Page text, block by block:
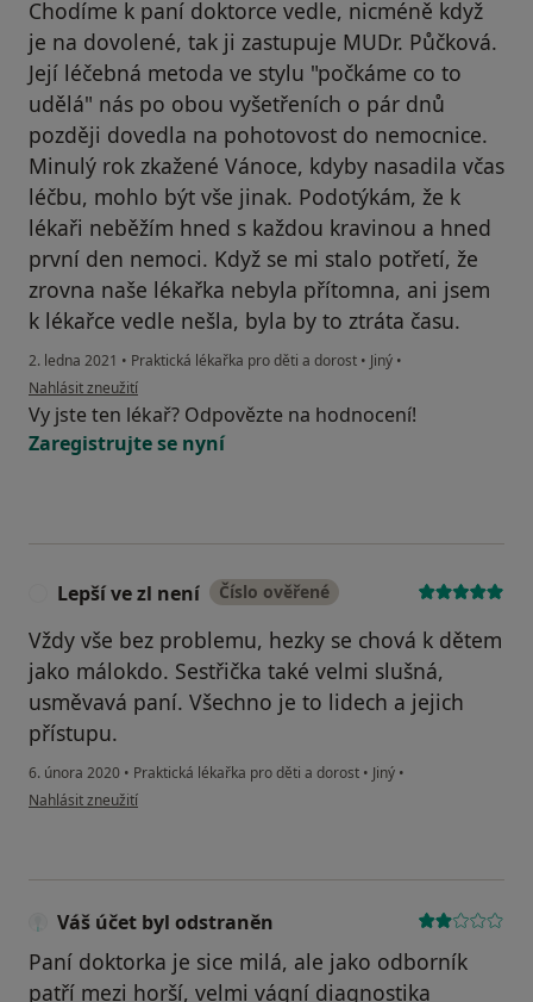
Chodíme k paní doktorce vedle, nicméně když
je na dovolené, tak ji zastupuje MUDr. Půčková.
Její léčebná metoda ve stylu "počkáme co to
udělá" nás po obou vyšetřeních o pár dnů
později dovedla na pohotovost do nemocnice.
Minulý rok zkažené Vánoce, kdyby nasadila včas
léčbu, mohlo být vše jinak. Podotýkám, že k
lékaři neběžím hned s každou kravinou a hned
první den nemoci. Když se mi stalo potřetí, že
zrovna naše lékařka nebyla přítomna, ani jsem
k lékařce vedle nešla, byla by to ztráta času.
2. ledna 2021 • Praktická lékařka pro děti a dorost • Jiný •
podle názoru uživatele M. V.
Nahlásit zneužití
Vy jste ten lékař? Odpovězte na hodnocení!
Zaregistrujte se nyní
Lepší ve zl není Číslo ověřené
Vždy vše bez problemu, hezky se chová k dětem
jako málokdo. Sestřička také velmi slušná,
usměvavá paní. Všechno je to lidech a jejich
přístupu.
6. února 2020 • Praktická lékařka pro děti a dorost • Jiný •
podle názoru uživatele Lepší ve zl není
Nahlásit zneužití
Váš účet byl odstraněn
Paní doktorka je sice milá, ale jako odborník
patří mezi horší, velmi vágní diagnostika